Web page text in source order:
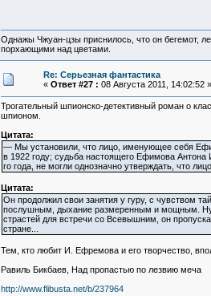
Однажы Чжуан-цзы приснилось, что он бегемот,
порхающими над цветами.
Re: Серьезная фантастика
« Ответ #27 : 08 Августа 2011, 14:02:52 »
Трогательный шпионско-детективный роман о
шпионом.
Цитата:
— Мы установили, что лицо, именующее себя
в 1922 году; судьба настоящего Ефимова
го года, не могли однозначно утверждать, что
Цитата:
Он продолжил свои занятия у гуру, с чувством
послушным, дыхание размеренным и мощным. Ну,
страстей для встречи со Всевышним, он
стране...
Тем, кто любит И. Ефремова и его творчество,
Равиль Бикбаев, Над пропастью по лезвию меча
http://www.flibusta.net/b/237964